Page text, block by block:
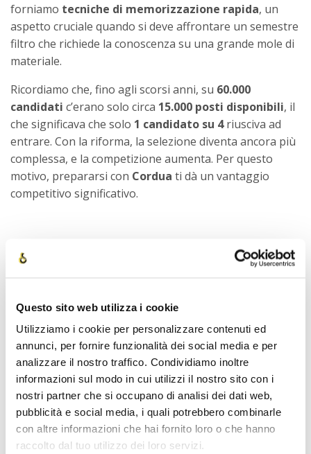
Questo sito web utilizza i cookie
Utilizziamo i cookie per personalizzare contenuti ed
annunci, per fornire funzionalità dei social media e per
analizzare il nostro traffico. Condividiamo inoltre
informazioni sul modo in cui utilizzi il nostro sito con i
nostri partner che si occupano di analisi dei dati web,
pubblicità e social media, i quali potrebbero combinarle
con altre informazioni che hai fornito loro o che hanno
raccolto dal tuo utilizzo dei loro servizi.
forniamo tecniche di memorizzazione rapida, un
aspetto cruciale quando si deve affrontare un semestre
filtro che richiede la conoscenza su una grande mole di
materiale.
Ricordiamo che, fino agli scorsi anni, su 60.000
candidati c’erano solo circa 15.000 posti disponibili, il
che significava che solo 1 candidato su 4riusciva ad
entrare. Con la riforma, la selezione diventa ancora più
complessa, e la competizione aumenta. Per questo
motivo, prepararsi con Cordua ti dà un vantaggio
competitivo significativo.
Desideri prepararti con noi?
Richiedi informazioni ora
Nome *